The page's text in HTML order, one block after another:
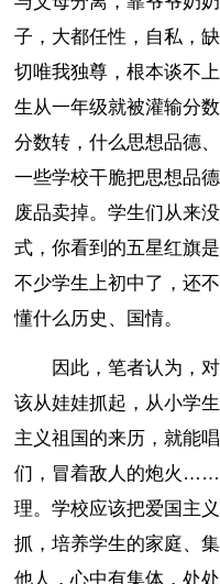
子，大都任性，自私，
切唯我独尊，根本谈不
生从一年级就被灌输分
分数转，什么思想品德
一些学校干脆把思想品
废品卖掉。学生们从来
式，你看到的五星红旗
不少学生上初中了，还
懂什么历史、国情。
因此，笔者认为，
该从娃娃抓起，从小学
主义祖国的来历，就能
们，冒着敌人的炮火
理。学校应该把爱国主
抓，培养学生的家庭、
他人，心中有集体，处